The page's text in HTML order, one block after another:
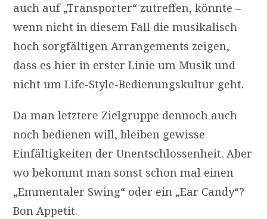
auch auf „Transporter“ zutreffen, könnte –
wenn nicht in diesem Fall die musikalisch
hoch sorgfältigen Arrangements zeigen,
dass es hier in erster Linie um Musik und
nicht um Life-Style-Bedienungskultur geht.
Da man letztere Zielgruppe dennoch auch
noch bedienen will, bleiben gewisse
Einfältigkeiten der Unentschlossenheit. Aber
wo bekommt man sonst schon mal einen
„Emmentaler Swing“ oder ein „Ear Candy“?
Bon Appetit.